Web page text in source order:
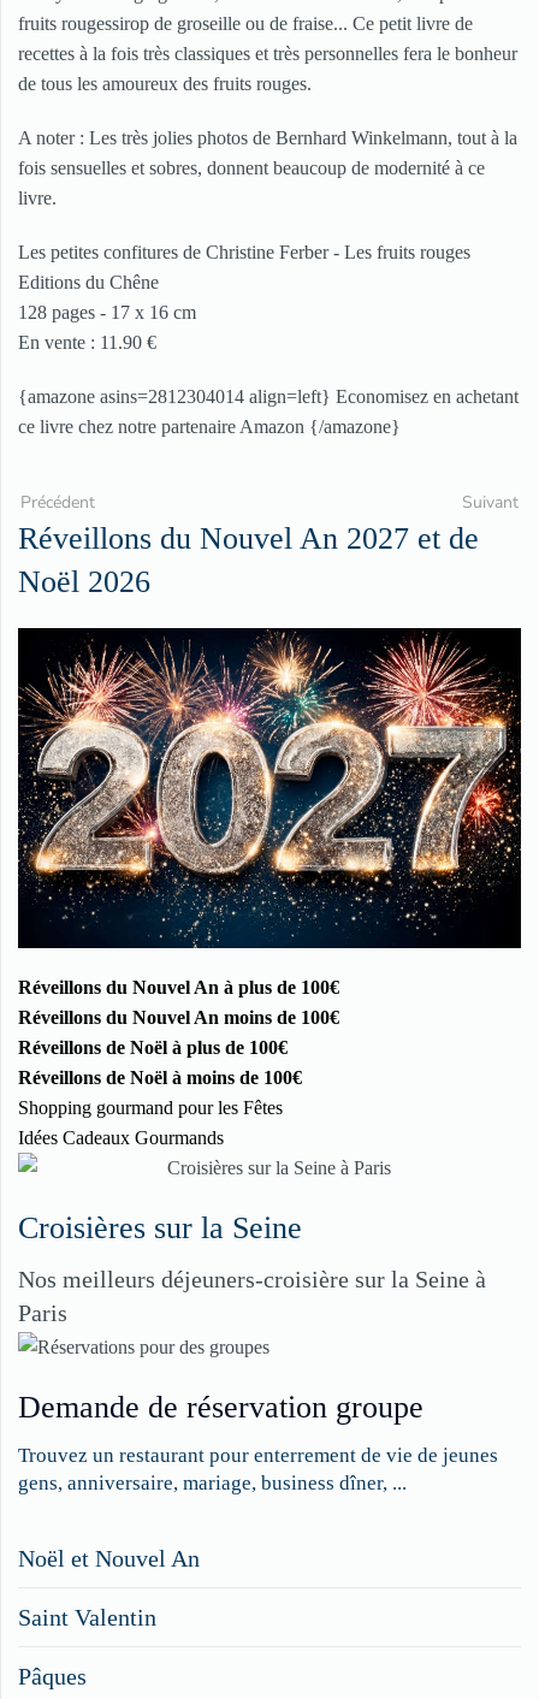
fruits rougessirop de groseille ou de fraise... Ce petit livre de
recettes à la fois très classiques et très personnelles fera le bonheur
de tous les amoureux des fruits rouges.
A noter : Les très jolies photos de Bernhard Winkelmann, tout à la
fois sensuelles et sobres, donnent beaucoup de modernité à ce
livre.
Les petites confitures de Christine Ferber - Les fruits rouges
Editions du Chêne
128 pages - 17 x 16 cm
En vente : 11.90 €
{amazone asins=2812304014 align=left} Economisez en achetant
ce livre chez notre partenaire Amazon {/amazone}
Précédent Suivant
Réveillons du Nouvel An 2027 et de
Noël 2026
Réveillons du Nouvel An à plus de 100€
Réveillons du Nouvel An moins de 100€
Réveillons de Noël à plus de 100€
Réveillons de Noël à moins de 100€
Shopping gourmand pour les Fêtes
Idées Cadeaux Gourmands
Croisières sur la Seine
Nos meilleurs déjeuners-croisière sur la Seine à
Paris
Demande de réservation groupe
Trouvez un restaurant pour enterrement de vie de jeunes
gens, anniversaire, mariage, business dîner, ...
Noël et Nouvel An
Saint Valentin
Pâques